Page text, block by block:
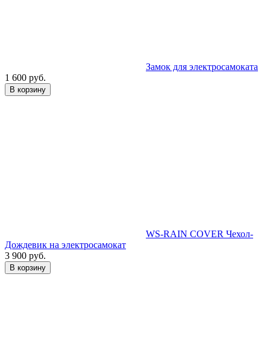
Замок для электросамоката
1 600 руб.
В корзину
WS-RAIN COVER Чехол-
Дождевик на электросамокат
3 900 руб.
В корзину